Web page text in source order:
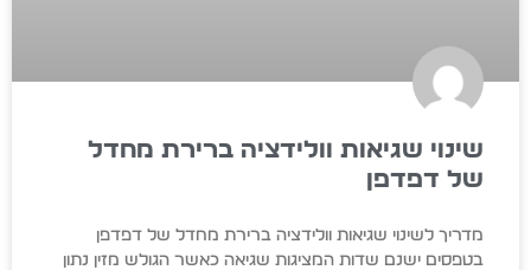
שינוי שגיאות וולידציה ברירת מחדל
של דפדפן
מדריך לשינוי שגיאות וולידציה ברירת מחדל של דפדפן
בטפסים ישנם שדות המציגות שגיאה כאשר הגולש מזין נתון